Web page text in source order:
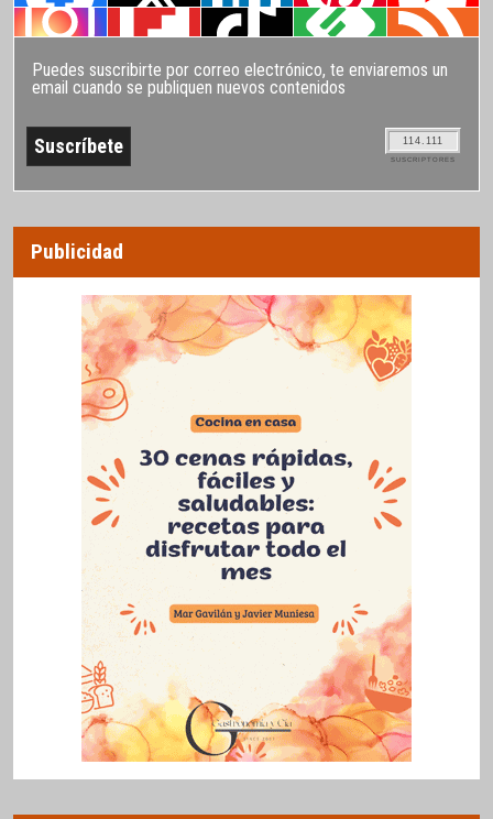
Puedes suscribirte por correo electrónico, te enviaremos un
email cuando se publiquen nuevos contenidos
114.111
SUSCRIPTORES
Publicidad